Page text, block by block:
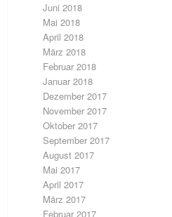
Juni 2018
Mai 2018
April 2018
März 2018
Februar 2018
Januar 2018
Dezember 2017
November 2017
Oktober 2017
September 2017
August 2017
Mai 2017
April 2017
März 2017
Februar 2017